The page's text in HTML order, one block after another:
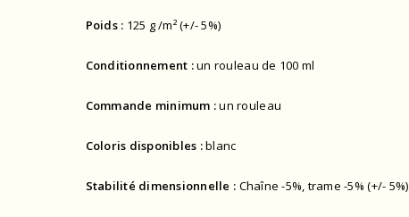
Poids : 125 g /m² (+/- 5%)
Conditionnement :un rouleau de 100 ml
Commande minimum :un rouleau
Coloris disponibles :blanc
Stabilité dimensionnelle : Chaîne -5%, trame -5% (+/- 5%)